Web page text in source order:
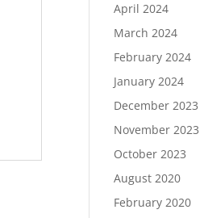
April 2024
March 2024
February 2024
January 2024
December 2023
November 2023
October 2023
August 2020
February 2020